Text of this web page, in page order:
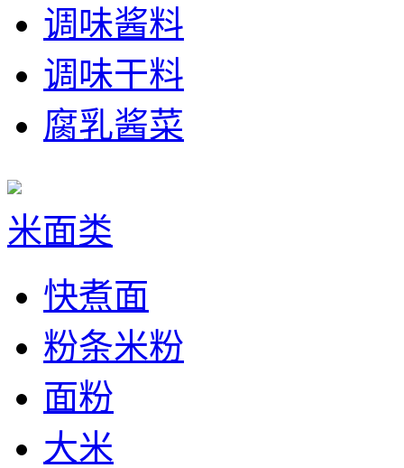
调味酱料
调味干料
腐乳酱菜
米面类
快煮面
粉条米粉
面粉
大米